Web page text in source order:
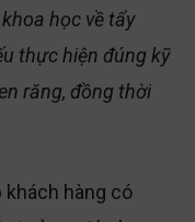
học về tẩy
thực hiện đúng kỹ
răng, đồng thời
hàng có